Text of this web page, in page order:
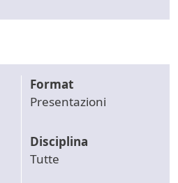
Format
Presentazioni
Disciplina
Tutte